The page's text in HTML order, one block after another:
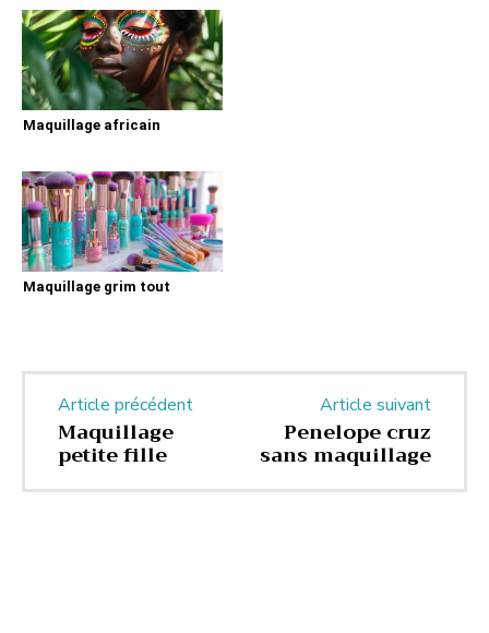
Maquillage africain
Maquillage grim tout
Article précédent
Maquillage
petite fille
Article suivant
Penelope cruz
sans maquillage